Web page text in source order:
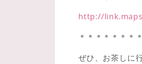
http://
＊＊＊＊＊＊＊
ぜひ、お茶しに